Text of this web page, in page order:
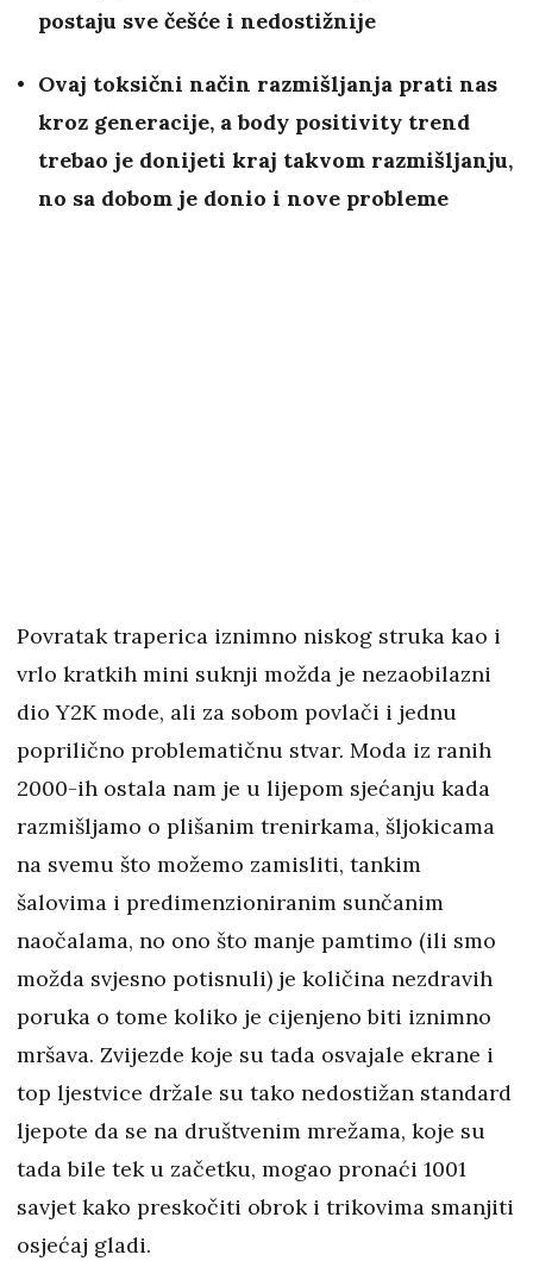
postaju sve češće i nedostižnije
Ovaj toksični način razmišljanja prati nas
kroz generacije, a body positivity trend
trebao je donijeti kraj takvom razmišljanju,
no sa dobom je donio i nove probleme
Povratak traperica iznimno niskog struka kao i
vrlo kratkih mini suknji možda je nezaobilazni
dio Y2K mode, ali za sobom povlači i jednu
poprilično problematičnu stvar. Moda iz ranih
2000-ih ostala nam je u lijepom sjećanju kada
razmišljamo o plišanim trenirkama, šljokicama
na svemu što možemo zamisliti, tankim
šalovima i predimenzioniranim sunčanim
naočalama, no ono što manje pamtimo (ili smo
možda svjesno potisnuli) je količina nezdravih
poruka o tome koliko je cijenjeno biti iznimno
mršava. Zvijezde koje su tada osvajale ekrane i
top ljestvice držale su tako nedostižan standard
ljepote da se na društvenim mrežama, koje su
tada bile tek u začetku, mogao pronaći 1001
savjet kako preskočiti obrok i trikovima smanjiti
osjećaj gladi.